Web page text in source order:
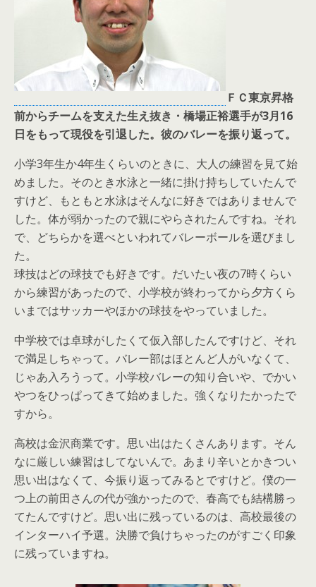
ＦＣ東京昇格
前からチームを支えた生え抜き・橋場正裕選手が3月16
日をもって現役を引退した。彼のバレーを振り返って。
小学3年生か4年生くらいのときに、大人の練習を見て始
めました。そのとき水泳と一緒に掛け持ちしていたんで
すけど、もともと水泳はそんなに好きではありませんで
した。体が弱かったので親にやらされたんですね。それ
で、どちらかを選べといわれてバレーボールを選びまし
た。
球技はどの球技でも好きです。だいたい夜の7時くらい
から練習があったので、小学校が終わってから夕方くら
いまではサッカーやほかの球技をやっていました。
中学校では卓球がしたくて仮入部したんですけど、それ
で満足しちゃって。バレー部はほとんど人がいなくて、
じゃあ入ろうって。小学校バレーの知り合いや、でかい
やつをひっぱってきて始めました。強くなりたかったで
すから。
高校は金沢商業です。思い出はたくさんあります。そん
なに厳しい練習はしてないんで。あまり辛いとかきつい
思い出はなくて、今振り返ってみるとですけど。僕の一
つ上の前田さんの代が強かったので、春高でも結構勝っ
てたんですけど。思い出に残っているのは、高校最後の
インターハイ予選。決勝で負けちゃったのがすごく印象
に残っていますね。